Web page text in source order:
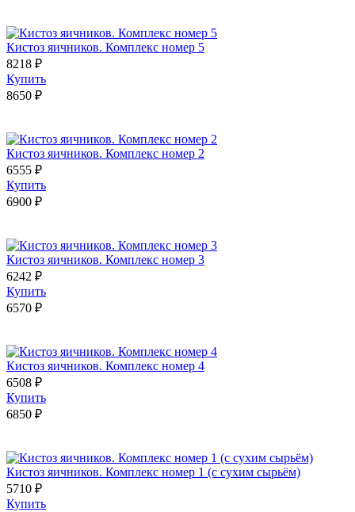
Кистоз яичников. Комплекс номер 5
8218 ₽
Купить
8650 ₽
Кистоз яичников. Комплекс номер 2
6555 ₽
Купить
6900 ₽
Кистоз яичников. Комплекс номер 3
6242 ₽
Купить
6570 ₽
Кистоз яичников. Комплекс номер 4
6508 ₽
Купить
6850 ₽
Кистоз яичников. Комплекс номер 1 (с сухим сырьём)
5710 ₽
Купить